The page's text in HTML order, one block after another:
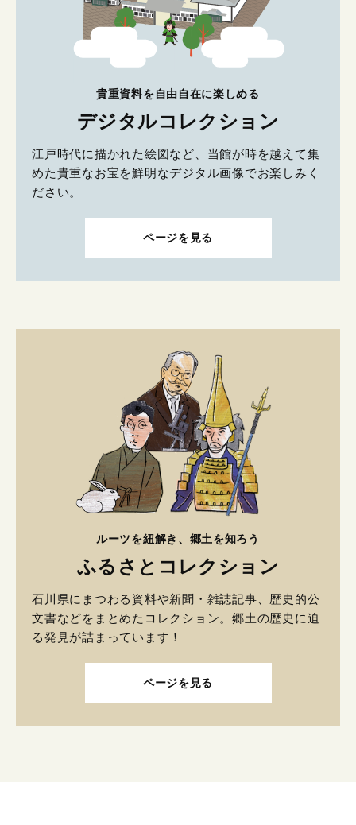
貴重資料を自由自在に楽しめる
デジタルコレクション
江戸時代に描かれた絵図など、当館が時を越えて集
めた貴重なお宝を鮮明なデジタル画像でお楽しみく
ださい。
ページを見る
ルーツを紐解き、郷土を知ろう
ふるさとコレクション
石川県にまつわる資料や新聞・雑誌記事、歴史的公
文書などをまとめたコレクション。郷土の歴史に迫
る発見が詰まっています！
ページを見る